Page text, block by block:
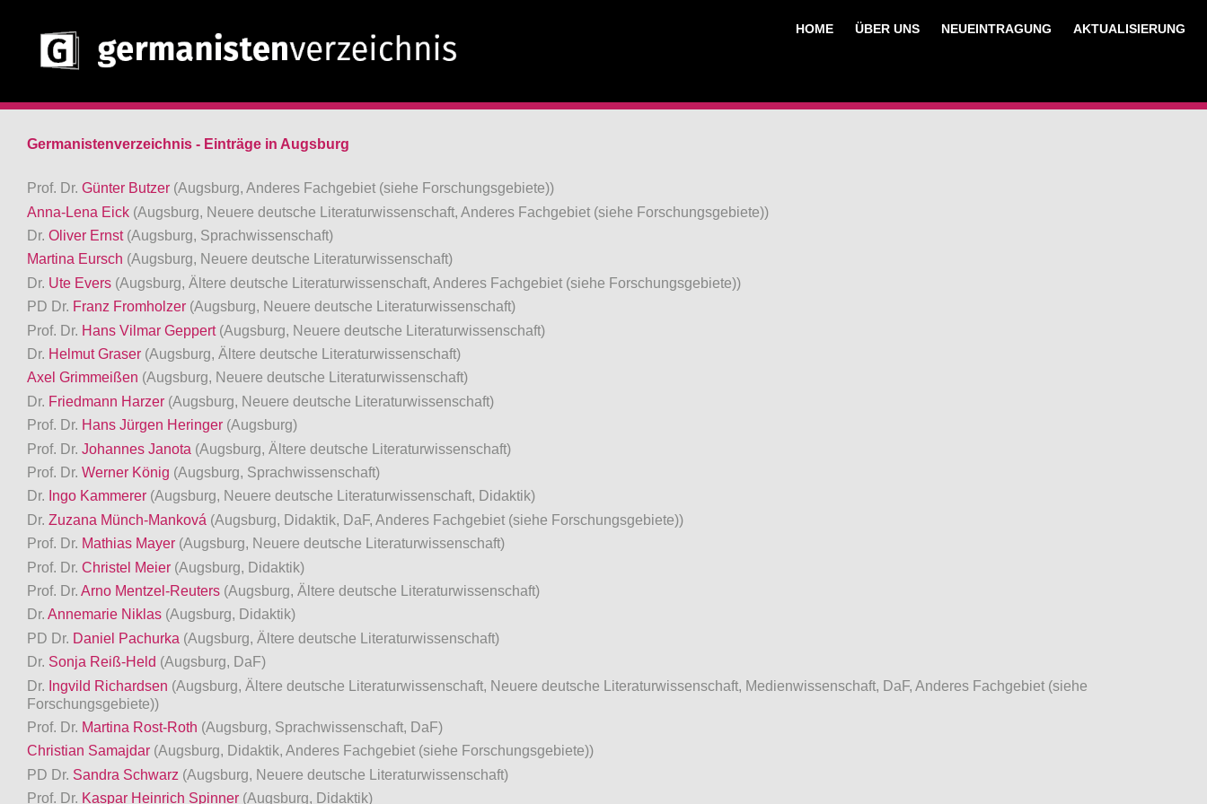
HOME ÜBER UNS NEUEINTRAGUNG AKTUALISIERUNG
Germanistenverzeichnis - Einträge in Augsburg
Prof. Dr. Günter Butzer (Augsburg, Anderes Fachgebiet (siehe Forschungsgebiete))
Anna-Lena Eick (Augsburg, Neuere deutsche Literaturwissenschaft, Anderes Fachgebiet (siehe Forschungsgebiete))
Dr. Oliver Ernst (Augsburg, Sprachwissenschaft)
Martina Eursch (Augsburg, Neuere deutsche Literaturwissenschaft)
Dr. Ute Evers (Augsburg, Ältere deutsche Literaturwissenschaft, Anderes Fachgebiet (siehe Forschungsgebiete))
PD Dr. Franz Fromholzer (Augsburg, Neuere deutsche Literaturwissenschaft)
Prof. Dr. Hans Vilmar Geppert (Augsburg, Neuere deutsche Literaturwissenschaft)
Dr. Helmut Graser (Augsburg, Ältere deutsche Literaturwissenschaft)
Axel Grimmeißen (Augsburg, Neuere deutsche Literaturwissenschaft)
Dr. Friedmann Harzer (Augsburg, Neuere deutsche Literaturwissenschaft)
Prof. Dr. Hans Jürgen Heringer (Augsburg)
Prof. Dr. Johannes Janota (Augsburg, Ältere deutsche Literaturwissenschaft)
Prof. Dr. Werner König (Augsburg, Sprachwissenschaft)
Dr. Ingo Kammerer (Augsburg, Neuere deutsche Literaturwissenschaft, Didaktik)
Dr. Zuzana Münch-Manková (Augsburg, Didaktik, DaF, Anderes Fachgebiet (siehe Forschungsgebiete))
Prof. Dr. Mathias Mayer (Augsburg, Neuere deutsche Literaturwissenschaft)
Prof. Dr. Christel Meier (Augsburg, Didaktik)
Prof. Dr. Arno Mentzel-Reuters (Augsburg, Ältere deutsche Literaturwissenschaft)
Dr. Annemarie Niklas (Augsburg, Didaktik)
PD Dr. Daniel Pachurka (Augsburg, Ältere deutsche Literaturwissenschaft)
Dr. Sonja Reiß-Held (Augsburg, DaF)
Dr. Ingvild Richardsen (Augsburg, Ältere deutsche Literaturwissenschaft, Neuere deutsche Literaturwissenschaft, Medienwissenschaft, DaF, Anderes Fachgebiet (siehe
Forschungsgebiete))
Prof. Dr. Martina Rost-Roth (Augsburg, Sprachwissenschaft, DaF)
Christian Samajdar (Augsburg, Didaktik, Anderes Fachgebiet (siehe Forschungsgebiete))
PD Dr. Sandra Schwarz (Augsburg, Neuere deutsche Literaturwissenschaft)
Prof. Dr. Kaspar Heinrich Spinner (Augsburg, Didaktik)